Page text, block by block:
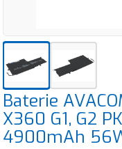
Baterie
X360 G1, G2
4900mAh